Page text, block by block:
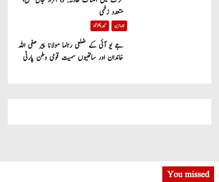
متعدد زخمی
تازہ ترین خیبر پختونخوا
جے یو آئی کے ضلعی رہنما مولانا پیر صفی اللہ
خاندان اور ساتھیوں سمیت قومی وطن پارٹی
You missed